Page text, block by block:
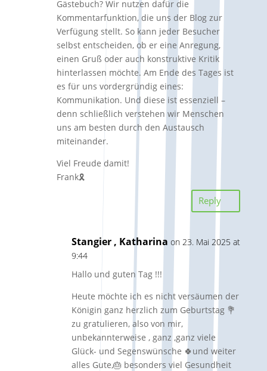
Gästebuch? Wir nutzen dafür die
Kommentarfunktion, die uns der Blog zur
Verfügung stellt. So kann jeder Besucher
selbst entscheiden, ob er eine Anregung,
einen Gruß oder auch konstruktive Kritik
hinterlassen möchte. Am Ende des Tages ist
es für uns vordergründig eines:
Kommunikation. Und diese ist essenziell –
denn schließlich verstehen wir Menschen
uns am besten durch den Austausch
miteinander.
Viel Freude damit!
Frank🎗️
Reply
Stangier , Katharina on 23. Mai 2025 at
9:44
Hallo und guten Tag !!!
Heute möchte ich es nicht versäumen der
Königin ganz herzlich zum Geburtstag 💐
zu gratulieren, also von mir,
unbekannterweise , ganz ,ganz viele
Glück- und Segenswünsche 🍀und weiter
alles Gute,🎂 besonders viel Gesundheit